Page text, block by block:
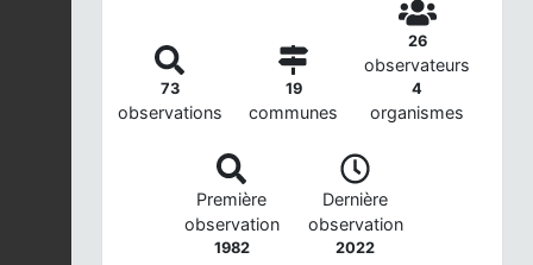
73
observations
19
communes
26
observateurs
4
organismes
Première
observation
1982
Dernière
observation
2022